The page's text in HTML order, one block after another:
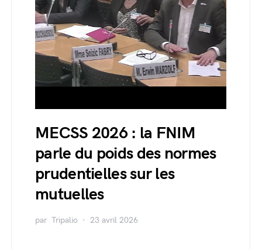
MECSS 2026 : la FNIM
parle du poids des normes
prudentielles sur les
mutuelles
par Tripalio 23 avril 2026